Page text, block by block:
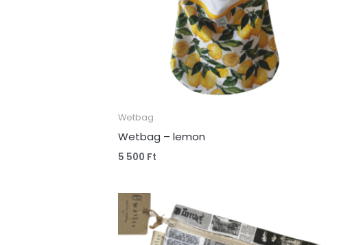
Wetbag
Wetbag – lemon
5 500 Ft